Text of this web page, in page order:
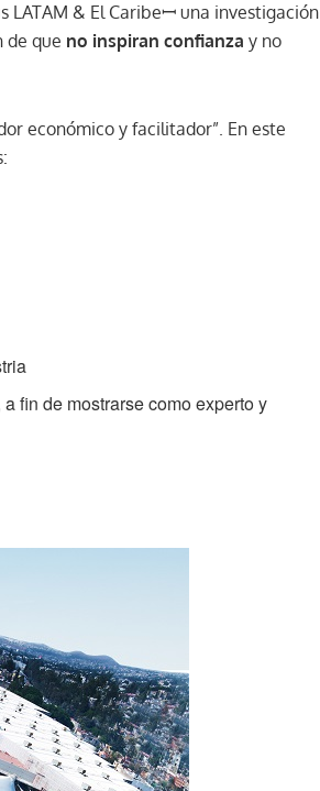
LATAM & El Caribeꟷ una investigación
de que no inspiran confianza y no
económico y facilitador”. En este
fin de mostrarse como experto y